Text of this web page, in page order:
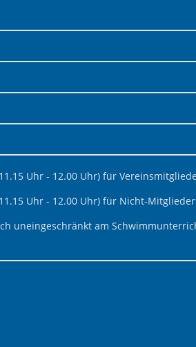
Uhr - 12.00 Uhr) für
Uhr - 12.00 Uhr) für Nicht-Mitglieder
uneingeschränkt am